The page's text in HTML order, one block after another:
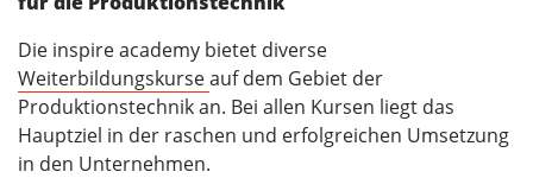
Die inspire academy bietet diverse
Weiterbildungskurseauf dem Gebiet der
Produktionstechnik an. Bei allen Kursen liegt das
Hauptziel in der raschen und erfolgreichen Umsetzung
in den Unternehmen.